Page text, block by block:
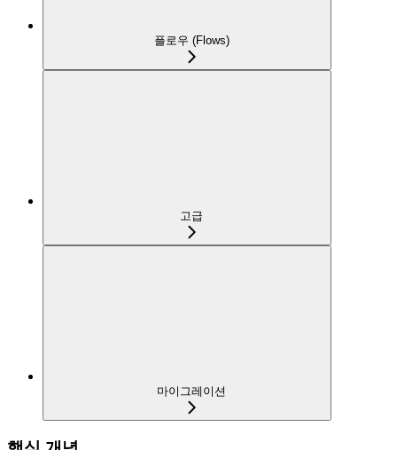
플로우 (Flows)
고급
마이그레이션